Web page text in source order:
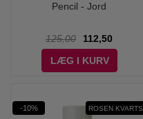
Pencil - Jord
125,00
112,50
LÆG I KURV
-10% ROSEN KVARTS